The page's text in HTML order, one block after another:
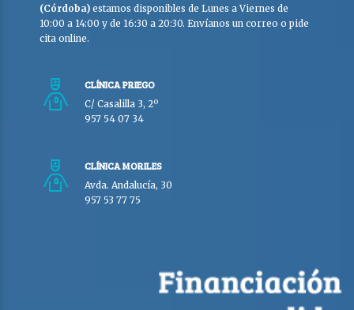
(Córdoba) estamos disponibles de Lunes a Viernes de
10:00 a 14:00 y de 16:30 a 20:30. Envíanos un correo o pide
cita online.
CLÍNICA PRIEGO
C/ Casalilla 3, 2º
957 54 07 34
CLÍNICA MORILES
Avda. Andalucía, 30
957 53 77 75